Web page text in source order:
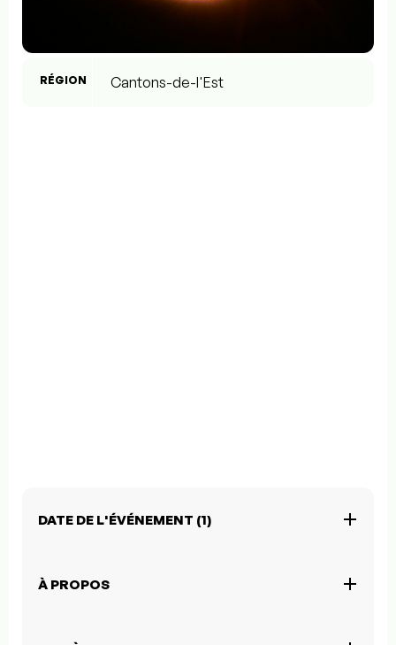
RÉGION Cantons-de-l'Est
DATE DE L'ÉVÉNEMENT (1)
À PROPOS